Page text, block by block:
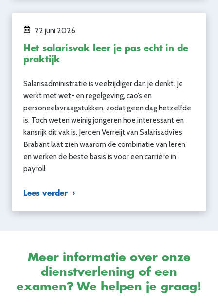
22 juni 2026
Het salarisvak leer je pas echt in de
praktijk
Salarisadministratie is veelzijdiger dan je denkt. Je
werkt met wet- en regelgeving, cao’s en
personeelsvraagstukken, zodat geen dag hetzelfde
is. Toch weten weinig jongeren hoe interessant en
kansrijk dit vak is. Jeroen Verreijt van Salarisadvies
Brabant laat zien waarom de combinatie van leren
en werken de beste basis is voor een carrière in
payroll.
Lees verder
Meer informatie over onze
dienstverlening of een
examen? We helpen je graag!